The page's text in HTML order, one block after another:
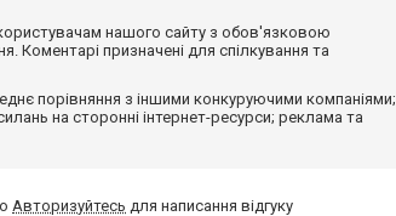
нашого сайту з обов'язковою
Коментарі призначені для спілкування та
порівняння з іншими конкуруючими компаніями;
на сторонні інтернет-ресурси; реклама та
Авторизуйтесь для написання відгуку